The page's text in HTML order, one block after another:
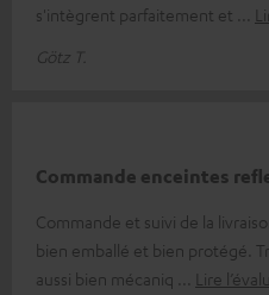
s'intègrent parfaitement et
Götz T.
Commande enceintes
Commande et suivi de la
bien emballé et bien protégé.
aussi bien mécaniq
Lire